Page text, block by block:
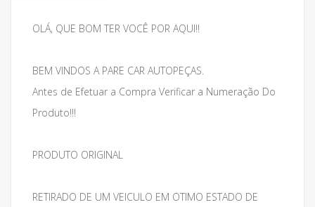
OLÁ, QUE BOM TER VOCÊ POR AQUI!!
BEM VINDOS A PARE CAR AUTOPEÇAS.
Antes de Efetuar a Compra Verificar a Numeração Do
Produto!!!
PRODUTO ORIGINAL
RETIRADO DE UM VEICULO EM OTIMO ESTADO DE